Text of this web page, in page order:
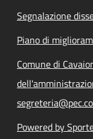
Segnalazione
Piano di
Comune di
Powered by